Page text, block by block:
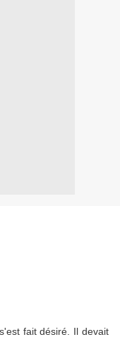
fait désiré. Il devait